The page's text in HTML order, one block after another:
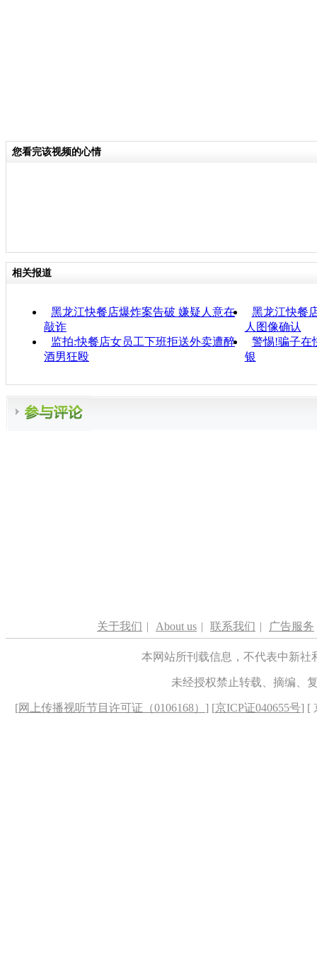
您看完该视频的心情
相关报道
黑龙江快餐店爆炸案告破 嫌疑人意在
敲诈
黑龙江快餐
人图像确认
监拍:快餐店女员工下班拒送外卖遭醉
酒男狂殴
警惕!骗子在
银
关于我们 | About us | 联系我们 | 广告服务
本网站所刊载信息，不代表中新
未经授权禁止转载、摘编、
[网上传播视听节目许可证（0106168） ] [京ICP证040655号] [